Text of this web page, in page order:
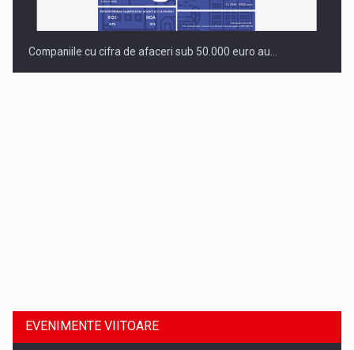
Companiile cu cifra de afaceri sub 50.000 euro au…
EVENIMENTE VIITOARE